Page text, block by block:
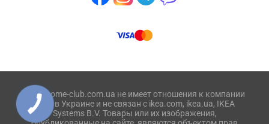
Сайт home-club.com.ua не имеет отношения к компании
IKEA в Украине и не связан с ikea.com, ikea.ua, IKEA
Systems B.V. Товары или их изображения,